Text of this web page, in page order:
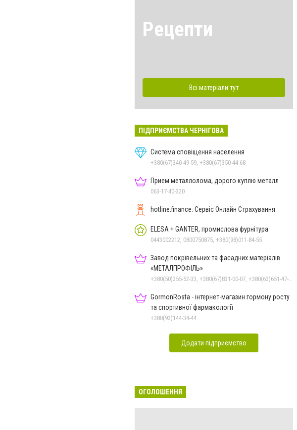
Рецепти
Всі матеріали тут
ПІДПРИЄМСТВА ЧЕРНІГОВА
Система сповіщення населення
+380(67)340-49-59, +380(67)350-44-68
Прием металлолома, дорого куплю металл
063-17-40-320
hotline.finance: Сервіс Онлайн Страхування
ELESA + GANTER, промислова фурнітура
0443002212, 0800750875, +380(98)011-84-55
Завод покрівельних та фасадних матеріалів
«МЕТАЛПРОФІЛЬ»
GormonRosta - інтернет-магазин гормону росту
та спортивної фармакології
+380(93)144-34-44
Додати підприємство
ОГОЛОШЕННЯ